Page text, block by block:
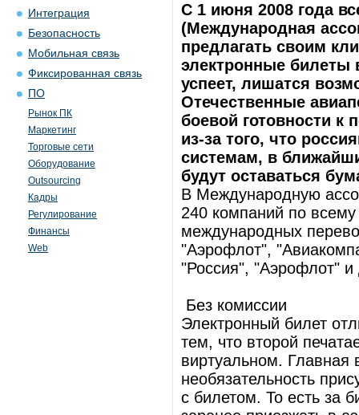
Интеграция
Безопасность
Мобильная связь
Фиксированная связь
ПО
Рынок ПК
Маркетинг
Торговые сети
Оборудование
Outsourcing
Кадры
Регулирование
Финансы
Web
С 1 июня 2008 года
(Международная
предлагать своим
электронные билеты
успеет, лишатся
Отечественные
боевой готовности к
из-за того, что
системам, в
будут оставаться
В Международную
240 компаний по
международных
"Аэрофлот",
"Россия", "Аэрофлот" и
Без комиссии
Электронный билет
тем, что второй
виртуальном. Главная
необязательность
с билетом. То есть за